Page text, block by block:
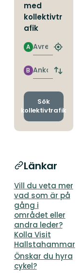
med
kollektivtr
afik
Avresa
A
Hitta
Ankomst
B
Byt
och
Sök
kollektivtrafik
Länkar
Vill du veta mer
vad som är på
gång i
området eller
andra leder?
Kolla Visit
Hallstahammar
Önskar du hyra
cykel?